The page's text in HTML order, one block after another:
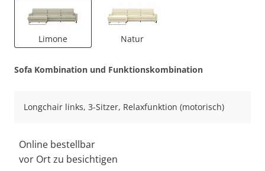
Limone Natur
Sofa Kombination und Funktionskombination
Longchair links, 3-Sitzer, Relaxfunktion (motorisch)
Online bestellbar
vor Ort zu besichtigen